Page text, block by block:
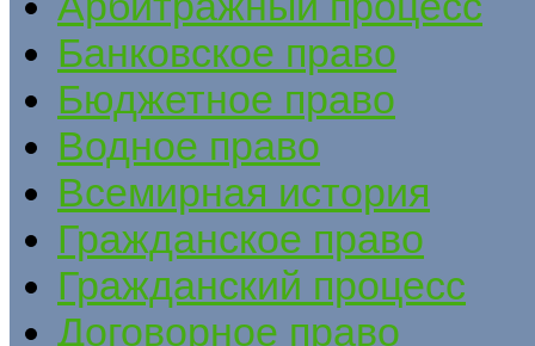
Банковское право
Бюджетное право
Водное право
Всемирная история
Гражданское право
Гражданский процесс
Договорное право